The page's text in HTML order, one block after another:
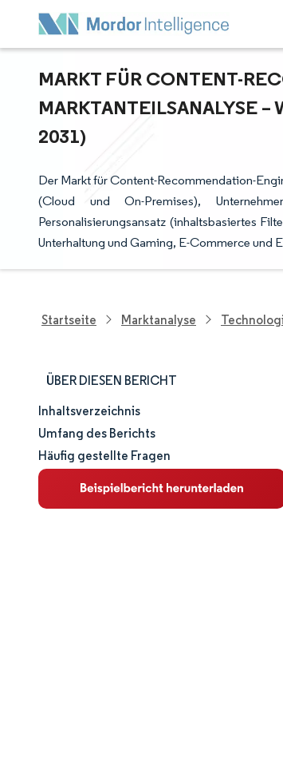
MARKT FÜR CONTENT-
ARKTANTEILSANALYSE –
031)
Der Markt für Content-Recommendation-
(Cloud und On-Premises),
Personalisierungsansatz (inhaltsbasiertes
Unterhaltung und Gaming, E-Commerce und
Startseite Marktanalyse
ÜBER DIESEN BERICHT
Marktgröße und -anteil
Marktanalyse
Trends und Einblicke
Inhaltsverzeichnis
Umfang des Berichts
Häufig gestellte Fragen